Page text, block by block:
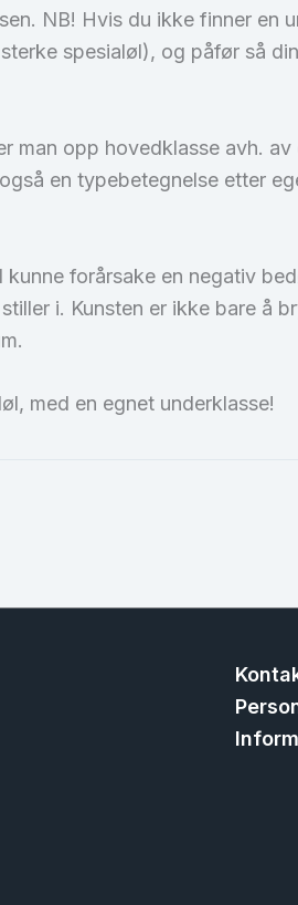
NB! Hvis du ikke finner en
spesialøl), og påfør så
man opp hovedklasse avh.
en typebetegnelse etter
forårsake en negativ
i. Kunsten er ikke bare å
med en egnet underklasse!